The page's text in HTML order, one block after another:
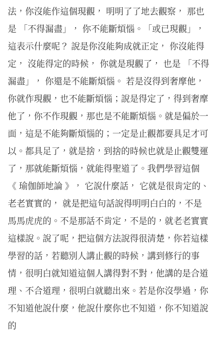
法，你沒能作這個現觀， 明明了了地去觀察， 那也
是 「不得漏盡」， 你不能斷煩惱。「或已現觀」，
這表示什麼呢？ 說是你沒能夠成就正定， 你沒能得
定， 沒能得定的時候， 你就是現觀了， 也是 「不得
漏盡」， 你還是不能斷煩惱。 若是沒得到奢摩他，
你就作現觀，也不能斷煩惱；說是得定了，得到奢摩
他了，你不作現觀，那也是不能斷煩惱。就是偏於一
面，這是不能夠斷煩惱的；一定是止觀都要具足才可
以。都具足了，就是捨，到捨的時候也就是止觀雙運
了，那就能斷煩惱，就能得聖道了。我們學習這個
《 瑜伽師地論 》， 它說什麼話， 它就是很肯定的、
老老實實的， 就是把這句話說得明明白白的，不是
馬馬虎虎的。不是那話不肯定，不是的，就老老實實
這樣說。說了呢，把這個方法說得很清楚，你若這樣
學習的話，若聽別人講止觀的時候，講到修行的事
情，很明白就知道這個人講得對不對，他講的是合道
理、不合道理，很明白就聽出來。若是你沒學過，你
不知道他說什麼，他說什麼你也不知道，你不知道說
的